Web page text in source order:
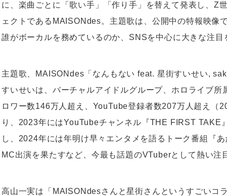
に、楽曲ごとに「歌い手」「作り手」を替えて発表し、Z
ェクトであるMAISONdes。主題歌は、公開中の特報映像
誰がボーカルを務めているのか、SNSを中心に大きな注目
主題歌、MAISONdes「なんもない feat. 星街すいせい,
すいせいは、バーチャルアイドルグループ、ホロライブ
ロワー数146万人超え、YouTube登録者数207万人超え（
り、2023年にはYouTubeチャンネル『THE FIRST TAKE
し、2024年には年明け早々エンタメを語るトーク番組『
MC出演を果たすなど、今最も話題のVTuberとして熱い注
高山一実は「MAISONdesさんと星街さんというすごいコ